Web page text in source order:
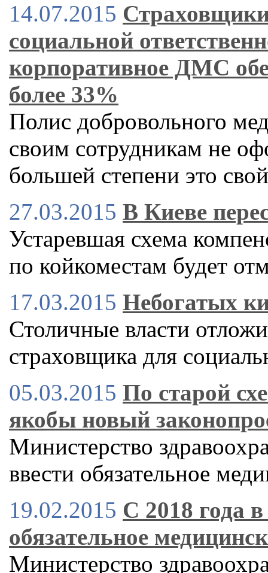
14.07.2015
социальной
корпоративное ДМС
более 33%
Полис добровольного
своим сотрудникам не
большей степени это
27.03.2015 В Киеве
Устаревшая схема
по койкоместам будет
17.03.2015 Небогатых
Столичные власти
страховщика для
05.03.2015 По старой
якобы новый
Министерство
ввести обязательное
19.02.2015 С 2018 года
обязательное
Министерство